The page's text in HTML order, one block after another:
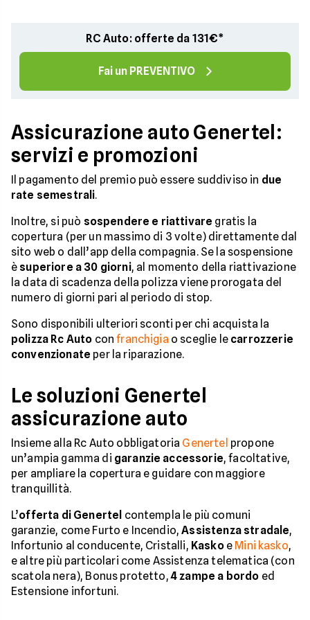
RC Auto: offerte da 131€*
Fai un PREVENTIVO
Assicurazione auto Genertel:
servizi e promozioni
Il pagamento del premio può essere suddiviso in due
rate semestrali.
Inoltre, si può sospendere e riattivare gratis la
copertura (per un massimo di 3 volte) direttamente dal
sito web o dall’app della compagnia. Se la sospensione
è superiore a 30 giorni, al momento della riattivazione
la data di scadenza della polizza viene prorogata del
numero di giorni pari al periodo di stop.
Sono disponibili ulteriori sconti per chi acquista la
polizza Rc Auto confranchigia o sceglie le carrozzerie
convenzionate per la riparazione.
Le soluzioni Genertel
assicurazione auto
Insieme alla Rc Auto obbligatoria Genertel propone
un’ampia gamma di garanzie accessorie, facoltative,
per ampliare la copertura e guidare con maggiore
tranquillità.
L’offerta di Genertel contempla le più comuni
garanzie, come Furto e Incendio,Assistenza stradale,
Infortunio al conducente, Cristalli, Kaskoe Mini kasko,
e altre più particolari come Assistenza telematica (con
scatola nera), Bonus protetto,4 zampe a bordo ed
Estensione infortuni.